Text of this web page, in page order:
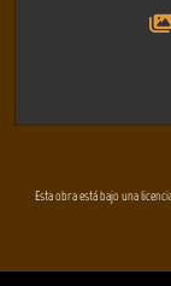
Esta obra está bajo una